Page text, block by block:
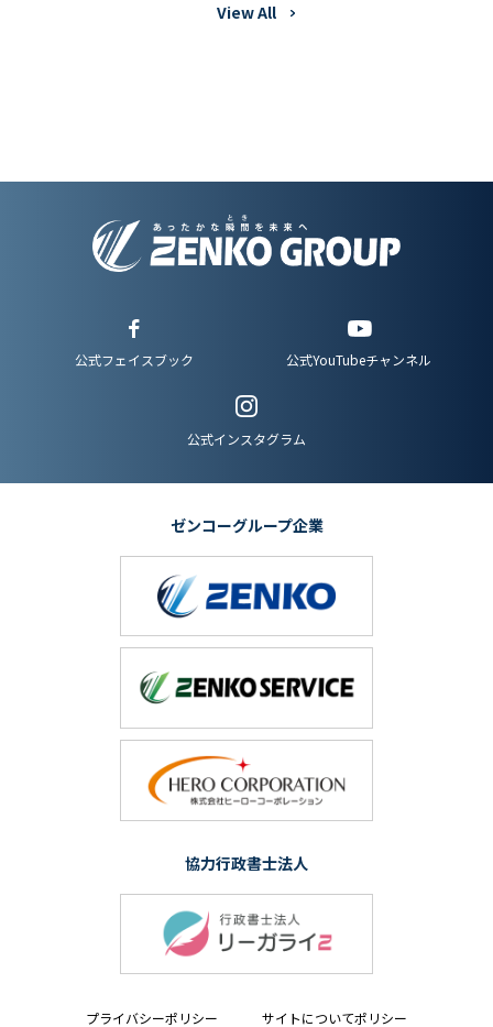
View All
公式フェイスブック 公式YouTubeチャンネル
公式インスタグラム
ゼンコーグループ企業
協力行政書士法人
プライバシーポリシー サイトについてポリシー